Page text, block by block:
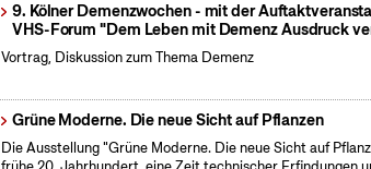
9. Kölner Demenzwochen - mit der
VHS-Forum "Dem Leben mit Demenz Ausdruck
Vortrag, Diskussion zum Thema Demenz
Grüne Moderne. Die neue Sicht auf Pflanzen
Die Ausstellung "Grüne Moderne. Die neue Sicht auf